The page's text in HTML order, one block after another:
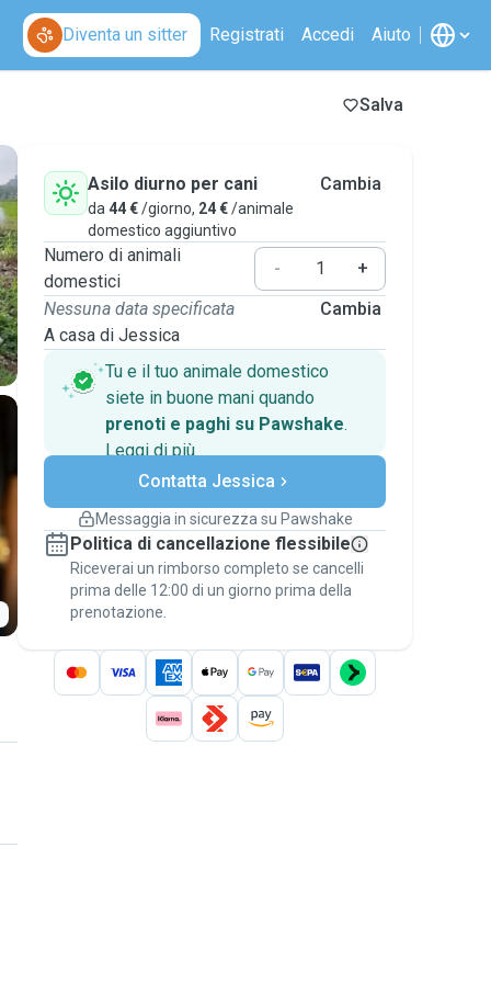
Diventa un sitter Registrati Accedi Aiuto
Salva
Asilo diurno per cani
da 44 €/giorno, 24 €/animale
domestico aggiuntivo
Cambia
Numero di animali
domestici
-
+
Nessuna data specificata
A casa di Jessica
Cambia
Tu e il tuo animale domestico
siete in buone mani quando
prenoti e paghi su Pawshake.
Leggi di piùPagamenti sicuri
Assistenza se i piani
Prenotazioni coperte
Stai su Pawshake - dal primo messaggio al
pagamento - per attivare laGaranzia
Pawshake.
Contatta Jessica
Messaggia in sicurezza su Pawshake
Politica di cancellazione flessibile
Riceverai un rimborso completo se cancelli
prima delle 12:00 di un giorno prima della
prenotazione.